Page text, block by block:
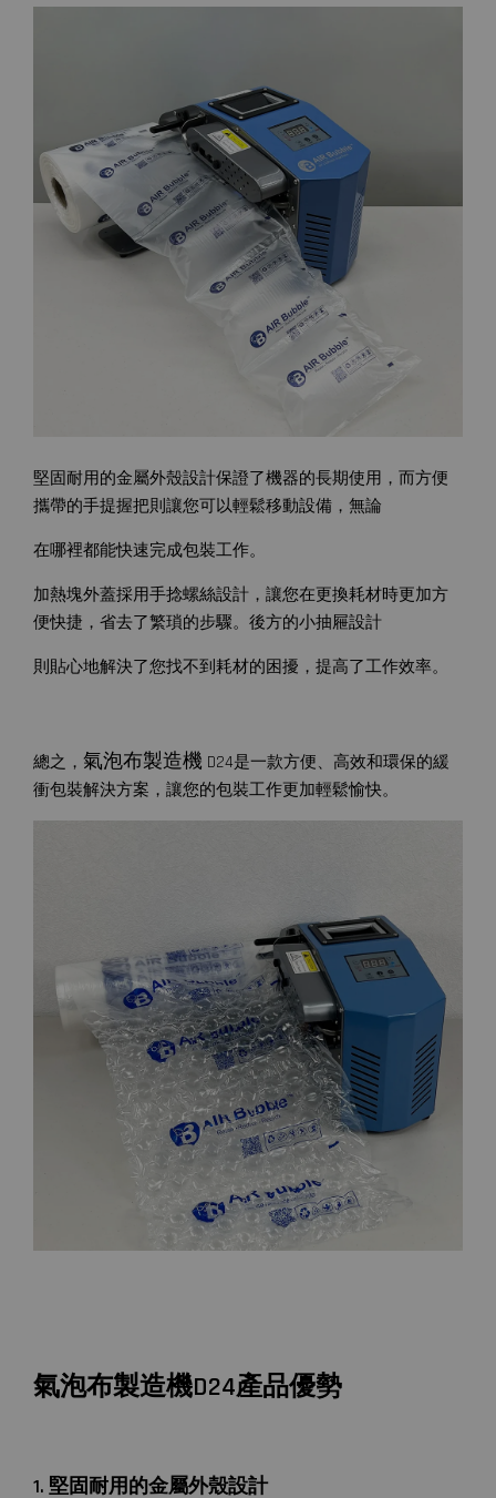
堅固耐用的金屬外殼設計保證了機器的長期使用，而方便
攜帶的手提握把則讓您可以輕鬆移動設備，無論
在哪裡都能快速完成包裝工作。
加熱塊外蓋採用手捻螺絲設計，讓您在更換耗材時更加方
便快捷，省去了繁瑣的步驟。後方的小抽屜設計
則貼心地解決了您找不到耗材的困擾，提高了工作效率。
總之， 氣泡布製造機 D24是一款方便、高效和環保的緩
衝包裝解決方案，讓您的包裝工作更加輕鬆愉快。
氣泡布製造機D24產品優勢
1. 堅固耐用的金屬外殼設計